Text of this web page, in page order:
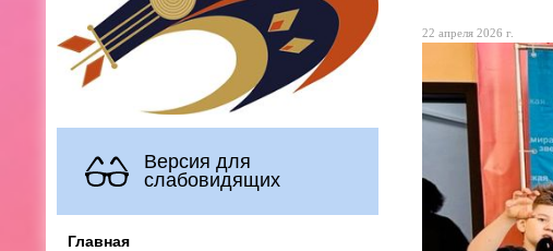
Версия для
слабовидящих
Главная
22 апреля 2026 г.